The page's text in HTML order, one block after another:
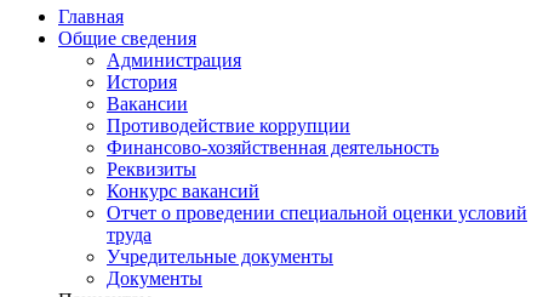
Главная
Общие сведения
Администрация
История
Вакансии
Противодействие коррупции
Финансово-хозяйственная деятельность
Реквизиты
Конкурс вакансий
Отчет о проведении специальной оценки условий
труда
Учредительные документы
Документы